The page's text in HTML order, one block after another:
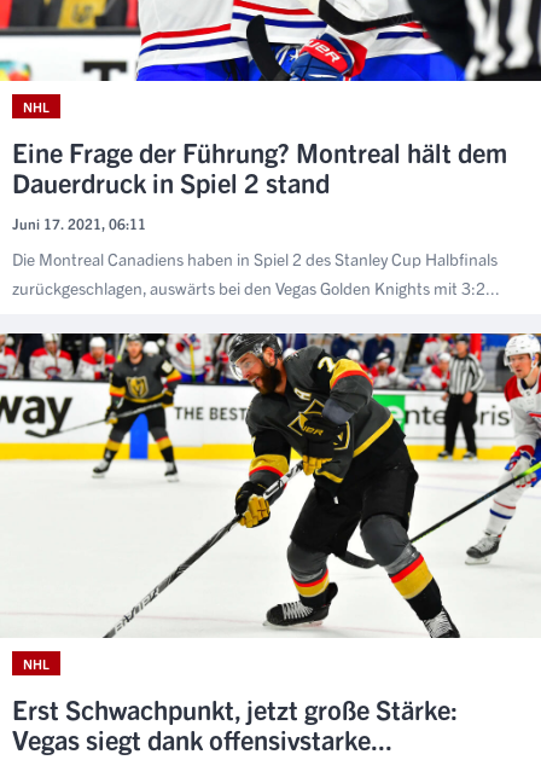
NHL
Eine Frage der Führung? Montreal hält dem
Dauerdruck in Spiel 2 stand
Juni 17. 2021, 06:11
Die Montreal Canadiens haben in Spiel 2 des Stanley Cup Halbfinals
zurückgeschlagen, auswärts bei den Vegas Golden Knights mit 3:2...
NHL
Erst Schwachpunkt, jetzt große Stärke:
Vegas siegt dank offensivstarke...